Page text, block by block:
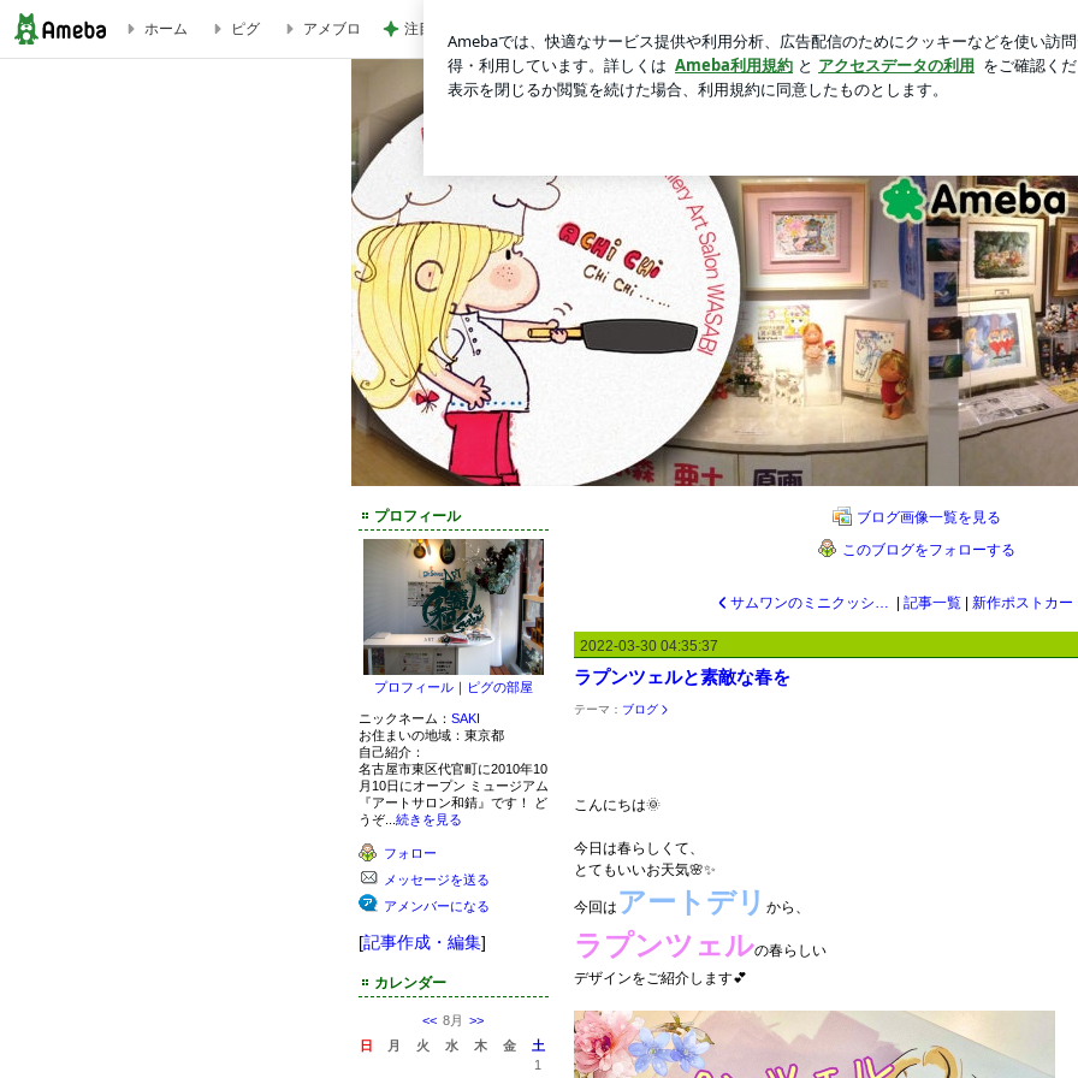
ラプンツェルと素敵な春を | SAKI - アートサロン和錆 ART SALON WASABI 徒然ブログ
ホーム ピグ アメブロ 注目の1000円ポッキリと半額商品
プロフィール
プロフィール ｜ ピグの部屋
ニックネーム： SAKI
お住まいの地域： 東京都
自己紹介：
名古屋市東区代官町に2010年10
月10日にオープン ミュージアム
『アートサロン和錆』です！ ど
うぞ... 続きを見る
フォロー
メッセージを送る
アメンバーになる
[記事作成・編集]
カレンダー
<< 8月 >>
日
月 火 水 木 金
土
1
ブログ画像一覧を見る
このブログをフォローする
サムワンのミニクッション⭐️ 記事一覧 新作ポストカー
2022-03-30 04:35:37
ラプンツェルと素敵な春を
テーマ： ブログ
こんにちは🌞
今日は春らしくて、
とてもいいお天気🌸✨
今回は アートデリ から、
ラプンツェルの春らしい
デザインをご紹介します💕